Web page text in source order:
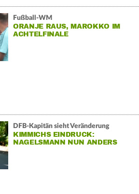
Fußball-WM
ORANJE RAUS, MAROKKO IM
ACHTELFINALE
DFB-Kapitän sieht Veränderung
KIMMICHS EINDRUCK:
NAGELSMANN NUN ANDERS